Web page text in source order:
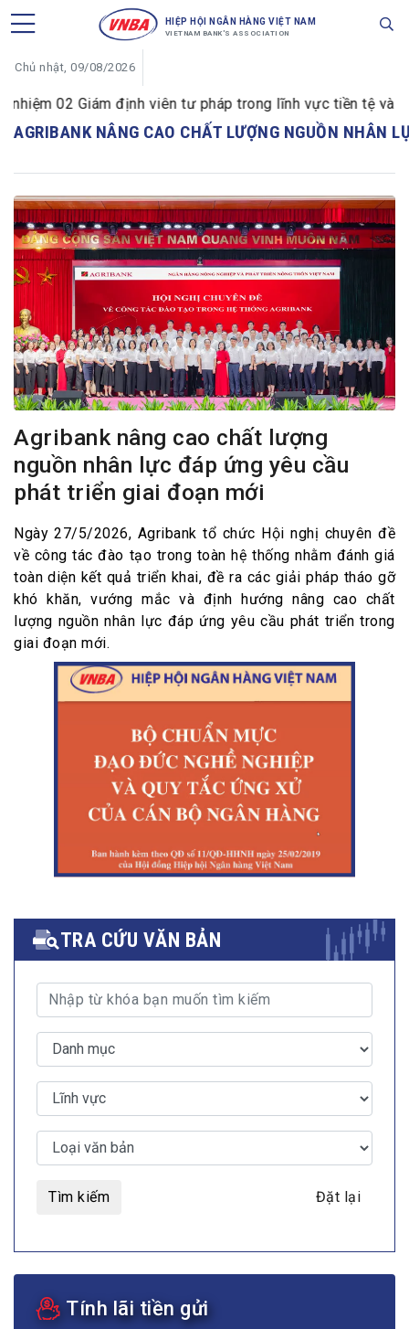
HIỆP HỘI NGÂN HÀNG VIỆT NAM
VIETNAM BANK'S ASSOCIATION
Chủ nhật, 09/08/2026
02 Giám định viên tư pháp trong lĩnh vực tiền tệ và
AGRIBANK NÂNG CAO CHẤT LƯỢNG NGUỒN NHÂN
Agribank nâng cao chất lượng
nguồn nhân lực đáp ứng yêu cầu
phát triển giai đoạn mới
Ngày 27/5/2026, Agribank tổ chức Hội nghị chuyên đề
về công tác đào tạo trong toàn hệ thống nhằm đánh giá
toàn diện kết quả triển khai, đề ra các giải pháp tháo gỡ
khó khăn, vướng mắc và định hướng nâng cao chất
lượng nguồn nhân lực đáp ứng yêu cầu phát triển trong
giai đoạn mới.
TRA CỨU VĂN BẢN
Tìm kiếm Đặt lại
Tính lãi tiền gửi